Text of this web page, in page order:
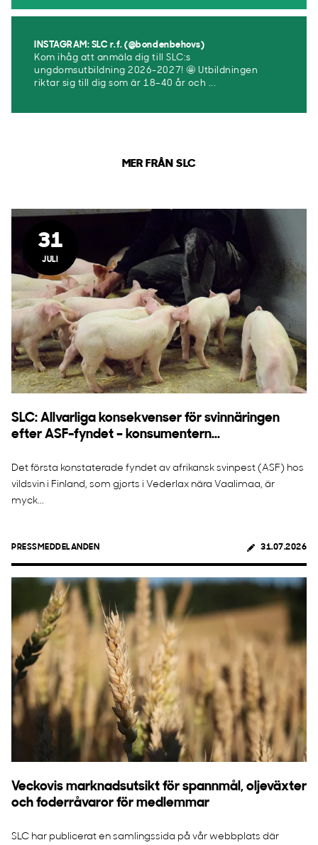
INSTAGRAM: SLC r.f. (@bondenbehovs)
Kom ihåg att anmäla dig till SLC:s
ungdomsutbildning 2026-2027! 🤩 Utbildningen
riktar sig till dig som är 18–40 år och ...
MER FRÅN SLC
31
JULI
SLC: Allvarliga konsekvenser för svinnäringen
efter ASF-fyndet – konsumentern...
Det första konstaterade fyndet av afrikansk svinpest (ASF) hos
vildsvin i Finland, som gjorts i Vederlax nära Vaalimaa, är
myck...
PRESSMEDDELANDEN 31.07.2026
Veckovis marknadsutsikt för spannmål, oljeväxter
och foderråvaror för medlemmar
SLC har publicerat en samlingssida på vår webbplats där